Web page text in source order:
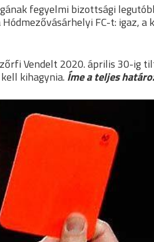
fegyelmi bizottsági
FC-t: igaz,
Vendelt 2020. április 30-ig
kihagynia. Íme a teljes